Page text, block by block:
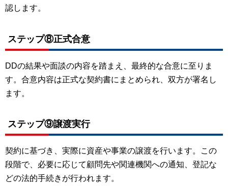
認します。
ステップ⑧正式合意
DDの結果や面談の内容を踏まえ、最終的な合意に至りま
す。合意内容は正式な契約書にまとめられ、双方が署名し
ます。
ステップ⑨譲渡実行
契約に基づき、実際に資産や事業の譲渡を行います。この
段階で、必要に応じて顧問先や関連機関への通知、登記な
どの法的手続きが行われます。